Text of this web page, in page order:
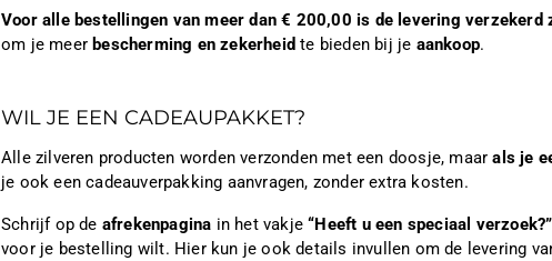
Voor alle bestellingen van meer dan € 200,00 is de levering verzekerd
om je meer bescherming en zekerheid te bieden bij je aankoop.
WIL JE EEN CADEAUPAKKET?
Alle zilveren producten worden verzonden met een doosje, maarals je
je ook een cadeauverpakking aanvragen, zonder extra kosten.
Schrijf op de afrekenpagina in het vakje“Heeft u een speciaal verzoek?”
voor je bestelling wilt. Hier kun je ook details invullen om de levering